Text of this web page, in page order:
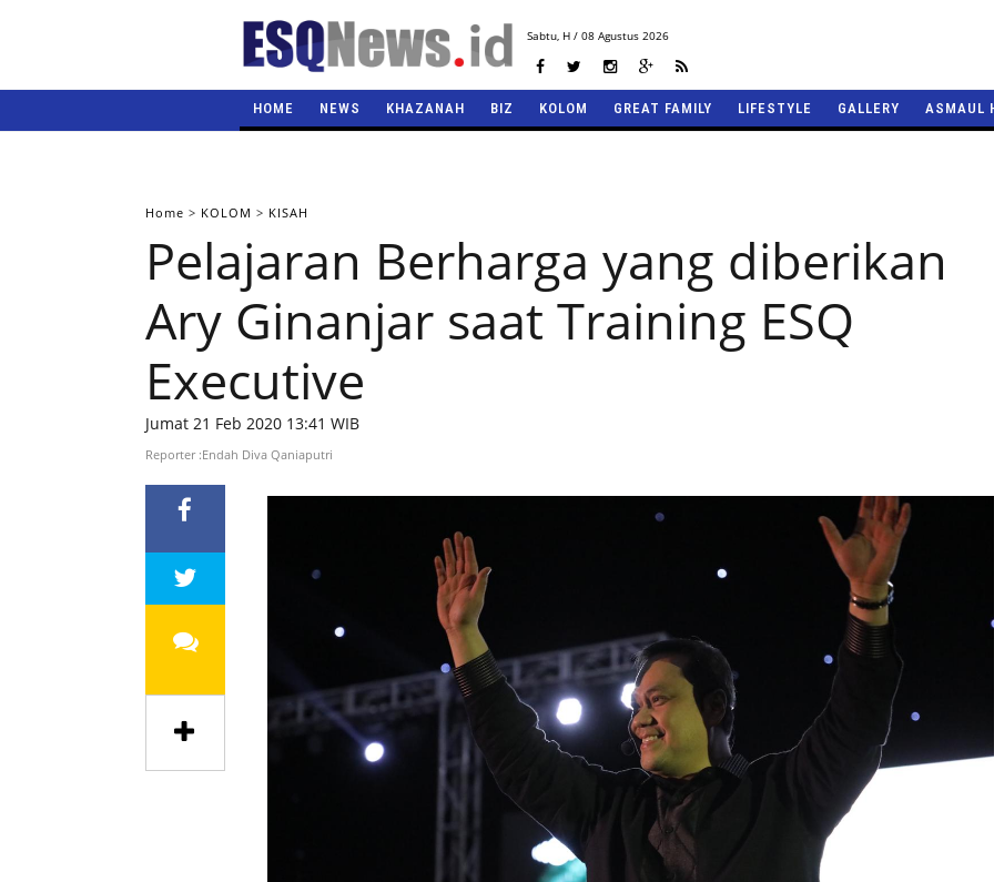
Sabtu,H / 08 Agustus 2026
HOME NEWS KHAZANAH BIZ KOLOM GREAT FAMILY LIFESTYLE GALLERY ASMAUL
Home > KOLOM > KISAH
Pelajaran Berharga yang diberikan
Ary Ginanjar saat Training ESQ
Executive
Jumat 21 Feb 2020 13:41 WIB
Reporter :Endah Diva Qaniaputri